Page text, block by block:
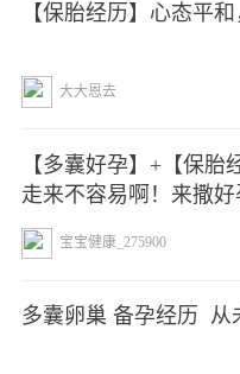
【保胎经历】心态平
大大恩去
【多囊好孕】+【保胎
走来不容易啊！来撒好
宝宝健康_275900
多囊卵巢 备孕经历  从